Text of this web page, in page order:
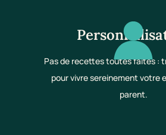
Pas de recettes toutes faites :
pour vivre sereinement votre
parent.